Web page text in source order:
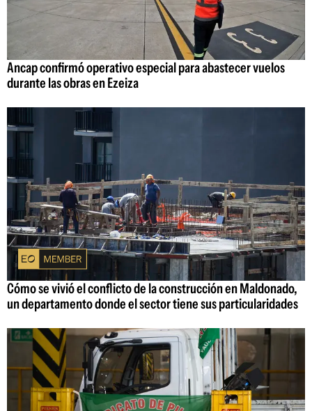
Ancap confirmó operativo especial para abastecer vuelos
durante las obras en Ezeiza
Cómo se vivió el conflicto de la construcción en Maldonado,
un departamento donde el sector tiene sus particularidades